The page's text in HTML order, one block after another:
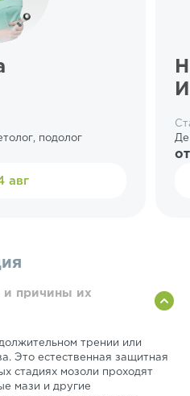
подолог
авг
и причины их
трении или
Это естественная защитная
стадиях мозоли проходят
мази и другие